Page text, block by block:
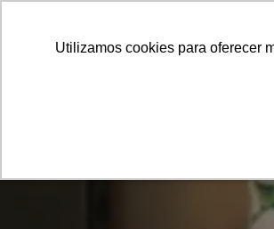
Utilizamos cookies para oferecer
Utilizamos cookies para oferecer